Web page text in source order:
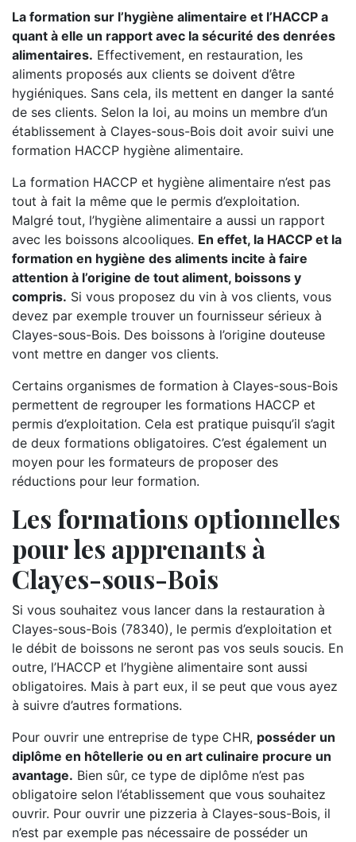
La formation sur l’hygiène alimentaire et l’HACCP a
quant à elle un rapport avec la sécurité des denrées
alimentaires. Effectivement, en restauration, les
aliments proposés aux clients se doivent d’être
hygiéniques. Sans cela, ils mettent en danger la santé
de ses clients. Selon la loi, au moins un membre d’un
établissement à Clayes-sous-Bois doit avoir suivi une
formation HACCP hygiène alimentaire.
La formation HACCP et hygiène alimentaire n’est pas
tout à fait la même que le permis d’exploitation.
Malgré tout, l’hygiène alimentaire a aussi un rapport
avec les boissons alcooliques. En effet, la HACCP et la
formation en hygiène des aliments incite à faire
attention à l’origine de tout aliment, boissons y
compris. Si vous proposez du vin à vos clients, vous
devez par exemple trouver un fournisseur sérieux à
Clayes-sous-Bois. Des boissons à l’origine douteuse
vont mettre en danger vos clients.
Certains organismes de formation à Clayes-sous-Bois
permettent de regrouper les formations HACCP et
permis d’exploitation. Cela est pratique puisqu’il s’agit
de deux formations obligatoires. C’est également un
moyen pour les formateurs de proposer des
réductions pour leur formation.
Les formations optionnelles
pour les apprenants à
Clayes-sous-Bois
Si vous souhaitez vous lancer dans la restauration à
Clayes-sous-Bois (78340), le permis d’exploitation et
le débit de boissons ne seront pas vos seuls soucis. En
outre, l’HACCP et l’hygiène alimentaire sont aussi
obligatoires. Mais à part eux, il se peut que vous ayez
à suivre d’autres formations.
Pour ouvrir une entreprise de type CHR, posséder un
diplôme en hôtellerie ou en art culinaire procure un
avantage. Bien sûr, ce type de diplôme n’est pas
obligatoire selon l’établissement que vous souhaitez
ouvrir. Pour ouvrir une pizzeria à Clayes-sous-Bois, il
n’est par exemple pas nécessaire de posséder un